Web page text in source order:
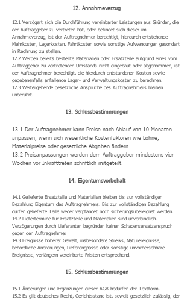
12. Annahmeverzug
12.1 Verzögert sich die Durchführung vereinbarter Leistungen aus Gründen, die
der Auftraggeber zu vertreten hat, oder befindet sich dieser im
Annahmeverzug, ist der Auftragnehmer berechtigt, hierdurch entstehende
Mehrkosten, Lagerkosten, Fahrtkosten sowie sonstige Aufwendungen gesondert
in Rechnung zu stellen.
12.2 Werden bereits bestellte Materialien oder Ersatzteile aufgrund eines vom
Auftraggeber zu vertretenden Umstands nicht eingebaut oder abgenommen, ist
der Auftragnehmer berechtigt, die hierdurch entstandenen Kosten sowie
gegebenenfalls anfallende Lager- und Verwaltungskosten zu berechnen.
12.3 Weitergehende gesetzliche Ansprüche des Auftragnehmers bleiben
unberührt.
13. Schlussbestimmungen
13.1 Der Auftragnehmer kann Preise nach Ablauf von 10 Monaten
anpassen, wenn sich wesentliche Kostenfaktoren wie Löhne,
Materialpreise oder gesetzliche Abgaben ändern.
13.2 Preisanpassungen werden dem Auftraggeber mindestens vier
Wochen vor Inkrafttreten schriftlich mitgeteilt.
14. Eigentumsvorbehalt
14.1 Gelieferte Ersatzteile und Materialien bleiben bis zur vollständigen
Bezahlung Eigentum des Auftragnehmers. Bis zur vollständigen Bezahlung
dürfen gelieferte Teile weder verpfändet noch sicherungsübereignet werden.
14.2 Liefertermine für Ersatzteile und Materialien sind unverbindlich.
Verzögerungen durch Lieferanten begründen keinen Schadensersatzanspruch
gegen den Auftragnehmer.
14.3 Ereignisse höherer Gewalt, insbesondere Streiks, Naturereignisse,
behördliche Anordnungen, Lieferengpässe oder sonstige unvorhersehbare
Ereignisse, verlängern vereinbarte Fristen entsprechend.
15. Schlussbestimmungen
15.1 Änderungen und Ergänzungen dieser AGB bedürfen der Textform.
15.2 Es gilt deutsches Recht, Gerichtsstand ist, soweit gesetzlich zulässig, der